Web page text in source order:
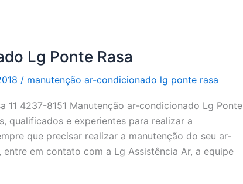
Lg Ponte Rasa
/ manutenção ar-condicionado lg ponte rasa
11 4237-8151 Manutenção ar-condicionado Lg Ponte
qualificados e experientes para realizar a
que precisar realizar a manutenção do seu ar-
em contato com a Lg Assistência Ar, a equipe